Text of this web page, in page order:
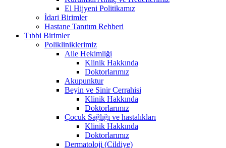
El Hijyeni Politikamız
İdari Birimler
Hastane Tanıtım Rehberi
Tıbbi Birimler
Polikliniklerimiz
Aile Hekimliği
Klinik Hakkında
Doktorlarımız
Akupunktur
Beyin ve Sinir Cerrahisi
Klinik Hakkında
Doktorlarımız
Çocuk Sağlığı ve hastalıkları
Klinik Hakkında
Doktorlarımız
Dermatoloji (Cildiye)